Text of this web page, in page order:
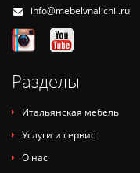
info@mebelvnalichii.ru
Разделы
Итальянская мебель
Услуги и сервис
О нас